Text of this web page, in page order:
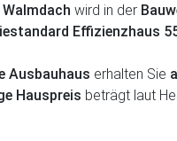
Walmdach wird in der
Effizienzhaus
Ausbauhaus erhalten Sie
Hauspreis beträgt laut